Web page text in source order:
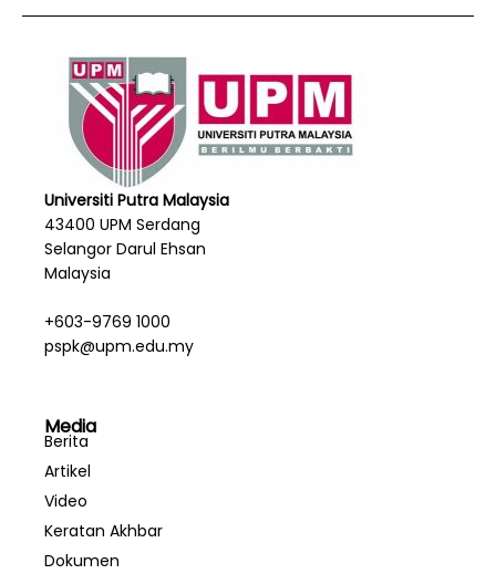
Universiti Putra Malaysia
43400 UPM Serdang
Selangor Darul Ehsan
Malaysia
+603-9769 1000
pspk@upm.edu.my
Media
Berita
Artikel
Video
Keratan Akhbar
Dokumen